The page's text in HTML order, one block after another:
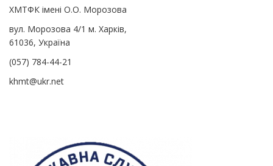
ХМТФК імені О.О. Морозова
вул. Морозова 4/1 м. Харків,
61036, Україна
(057) 784-44-21
khmt@ukr.net